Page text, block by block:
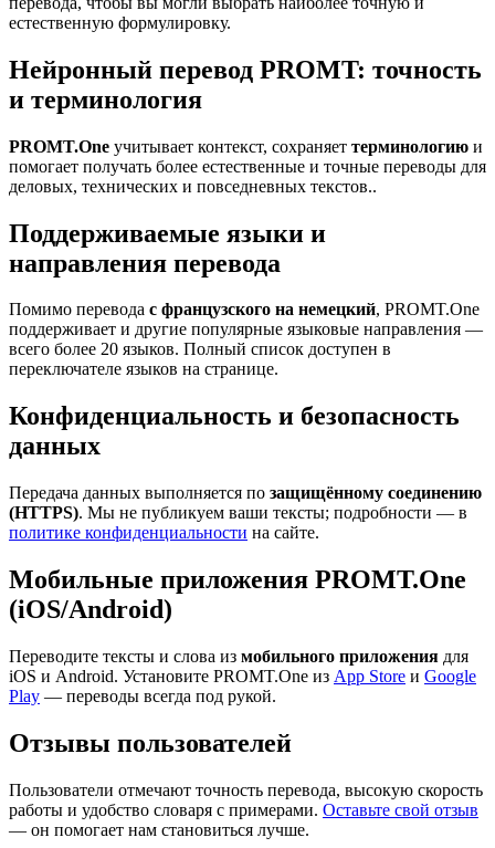
естественную формулировку.
Нейронный перевод PROMT: точность
и терминология
PROMT.One учитывает контекст, сохраняет терминологию и
помогает получать более естественные и точные переводы для
деловых, технических и повседневных текстов..
Поддерживаемые языки и
направления перевода
Помимо перевода с французского на немецкий, PROMT.One
поддерживает и другие популярные языковые направления —
всего более 20 языков. Полный список доступен в
переключателе языков на странице.
Конфиденциальность и безопасность
данных
Передача данных выполняется по защищённому соединению
(HTTPS). Мы не публикуем ваши тексты; подробности — в
политике конфиденциальности на сайте.
Мобильные приложения PROMT.One
(iOS/Android)
Переводите тексты и слова из мобильного приложения для
iOS и Android. Установите PROMT.One из App Store и Google
Play — переводы всегда под рукой.
Отзывы пользователей
Пользователи отмечают точность перевода, высокую скорость
работы и удобство словаря с примерами. Оставьте свой отзыв
— он помогает нам становиться лучше.